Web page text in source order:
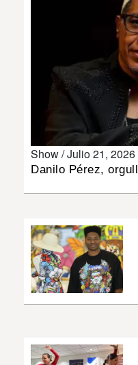
Show /Julio 21, 2026
Danilo Pérez,